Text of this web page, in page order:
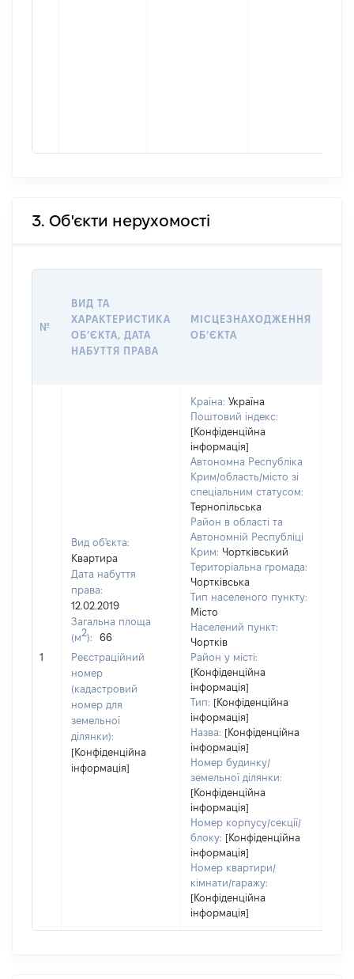
3. Об'єкти нерухомості
№
ВИД ТА
ХАРАКТЕРИСТИКА
ОБʼЄКТА, ДАТА
НАБУТТЯ ПРАВА
МІСЦЕЗНАХОДЖЕННЯ
ОБʼЄКТА
1
Вид об'єкта:
Квартира
Дата набуття
права:
12.02.2019
Загальна площа
(м2):
66
Реєстраційний
номер
(кадастровий
номер для
земельної
ділянки):
[Конфіденційна
інформація]
Країна: Україна
Поштовий індекс:
[Конфіденційна
інформація]
Автономна Республіка
Крим/область/місто зі
спеціальним статусом:
Тернопільська
Район в області та
Автономній Республіці
Крим: Чортківський
Територіальна громада:
Чортківська
Тип населеного пункту:
Місто
Населений пункт:
Чортків
Район у місті:
[Конфіденційна
інформація]
Тип: [Конфіденційна
інформація]
Назва: [Конфіденційна
інформація]
Номер будинку/
земельної ділянки:
[Конфіденційна
інформація]
Номер корпусу/секції/
блоку: [Конфіденційна
інформація]
Номер квартири/
кімнати/гаражу:
[Конфіденційна
інформація]